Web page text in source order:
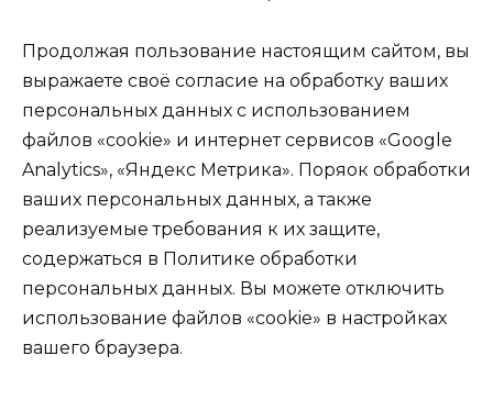
Продолжая пользование настоящим сайтом, вы
выражаете своё согласие на обработку ваших
персональных данных с использованием
файлов «cookie» и интернет сервисов «Google
Analytics», «Яндекс Метрика». Поряок обработки
ваших персональных данных, а также
реализуемые требования к их защите,
содержаться в Политике обработки
персональных данных. Вы можете отключить
использование файлов «cookie» в настройках
вашего браузера.